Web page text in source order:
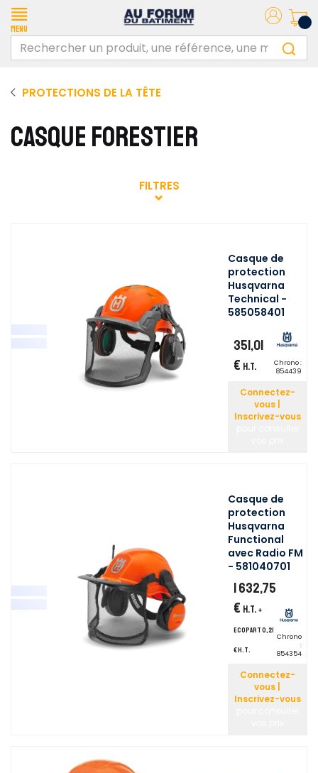
Menu
PROTECTIONS DE LA TÊTE
CASQUE FORESTIER
FILTRES
Casque de
protection
Husqvarna
Technical -
585058401
351,01
€ H.T.
Chrono :
854439
Connectez-
vous |
Inscrivez-vous
Casque de
protection
Husqvarna
Functional
avec Radio FM
- 581040701
1 632,75
€ H.T. +
ecopart 0,21
€ H.T.
Chrono
:
854354
Connectez-
vous |
Inscrivez-vous